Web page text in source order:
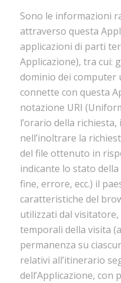
Sono le informazioni
attraverso questa
applicazioni di parti
Applicazione), tra cui:
dominio dei computer
connette con questa
notazione URI
l’orario della
nell’inoltrare la
del file ottenuto in
indicante lo stato
fine, errore, ecc.) il
caratteristiche del
utilizzati dal
temporali della visita
permanenza su
relativi all’itinerario
dell’Applicazione,